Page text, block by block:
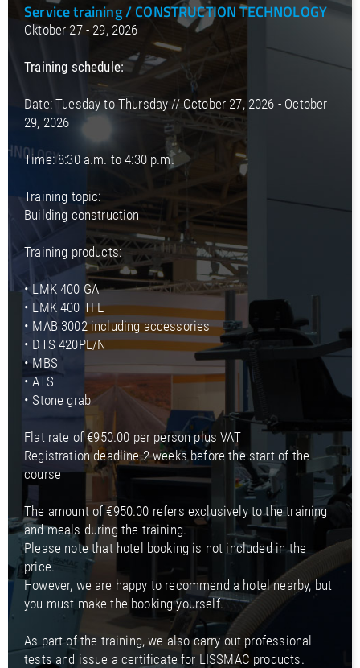
Service training / CONSTRUCTION TECHNOLOGY
Oktober 27 - 29, 2026
Training schedule:
Date: Tuesday to Thursday // October 27, 2026 - October
29, 2026
Time: 8:30 a.m. to 4:30 p.m.
Training topic:
Building construction
Training products:
• LMK 400 GA
• LMK 400 TFE
• MAB 3002 including accessories
• DTS 420PE/N
• MBS
• ATS
• Stone grab
Flat rate of €950.00 per person plus VAT
Registration deadline 2 weeks before the start of the
course
The amount of €950.00 refers exclusively to the training
and meals during the training.
Please note that hotel booking is not included in the
price.
However, we are happy to recommend a hotel nearby, but
you must make the booking yourself.
As part of the training, we also carry out professional
tests and issue a certificate for LISSMAC products.